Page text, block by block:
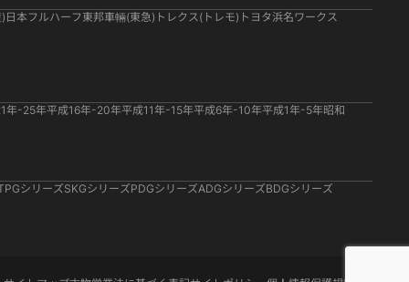
日本フルハーフ 東邦車輛(東急) トレクス(トレモ) トヨタ浜名ワークス
年-25年平成16年-20年平成11年-15年平成6年-10年平成1年-5年昭和
シリーズSKGシリーズPDGシリーズADGシリーズBDGシリーズ